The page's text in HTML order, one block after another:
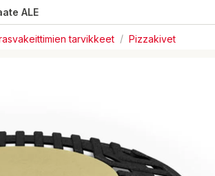
ALE
tarvikkeet / Pizzakivet